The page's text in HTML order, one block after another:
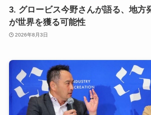
3. グロービス今野さんが語る、地方
が世界を獲る可能性
2026年8月3日